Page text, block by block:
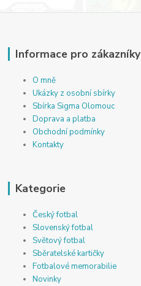
Informace pro zákazníky
O mně
Ukázky z osobní sbírky
Sbírka Sigma Olomouc
Doprava a platba
Obchodní podmínky
Kontakty
Kategorie
Český fotbal
Slovenský fotbal
Světový fotbal
Sběratelské kartičky
Fotbalové memorabilie
Novinky